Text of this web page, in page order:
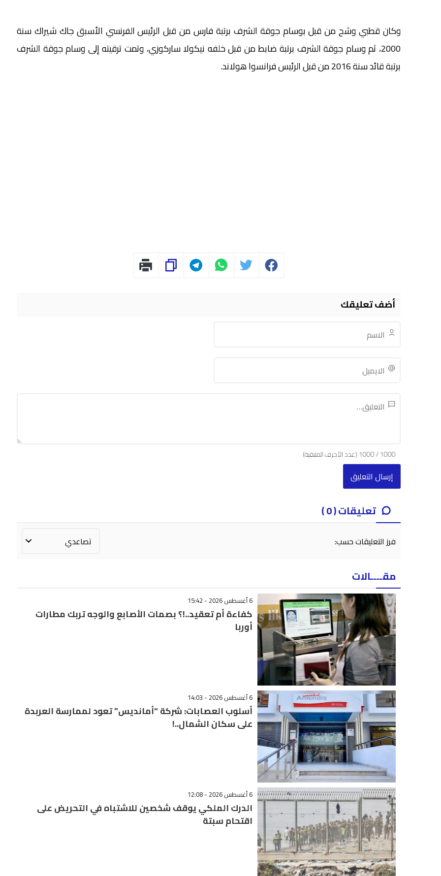
وكان قطبي وشح من قبل بوسام جوقة الشرف برتبة فارس من قبل الرئيس الفرنسي الأسبق جاك شيراك سنة
2000، ثم وسام جوقة الشرف برتبة ضابط من قبل خلفه نيكولا ساركوزي، وتمت ترقيته إلى وسام جوقة الشرف
برتبة قائد سنة 2016 من قبل الرئيس فرانسوا هولاند.
أضف تعليقك
1000
/
1000(عدد الأحرف المتبقية)
تعليقات ( 0 )
فرز التعليقات حسب:
مقــــالات
6 أغسطس 2026 - 15:42
كفاءة أم تعقيد..!؟ بصمات الأصابع والوجه تربك مطارات
أوربا
6 أغسطس 2026 - 14:03
أسلوب العصابات: شركة “أمانديس” تعود لممارسة العربدة
على سكان الشمال..!
6 أغسطس 2026 - 12:08
الدرك الملكي يوقف شخصين للاشتباه في التحريض على
اقتحام سبتة